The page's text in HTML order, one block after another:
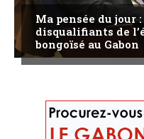
Ma pensée du jour
disqualifiants de
bongoïsé au Gabon